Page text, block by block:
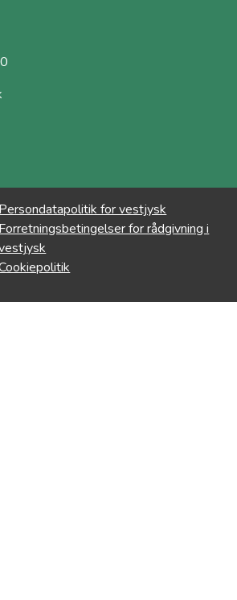
Persondatapolitik for vestjysk
Forretningsbetingelser for rådgivning i